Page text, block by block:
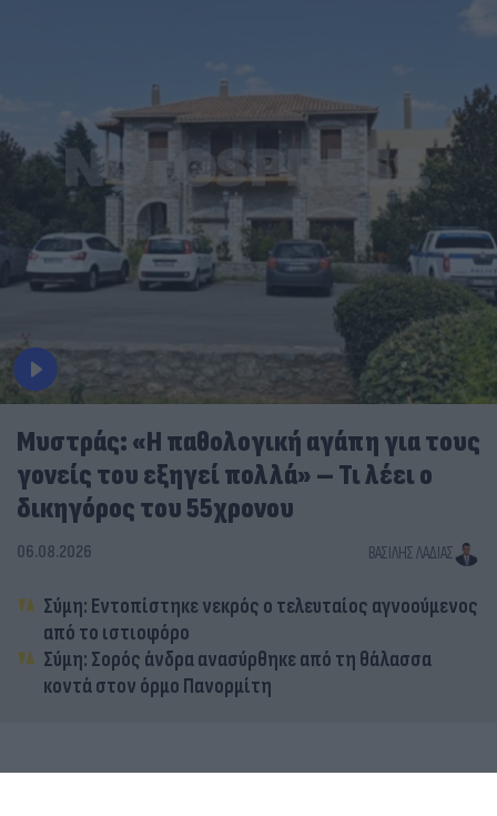
Μυστράς: «Η παθολογική αγάπη για τους
γονείς του εξηγεί πολλά» – Τι λέει ο
δικηγόρος του 55χρονου
06.08.2026 ΒΑΣΊΛΗΣ ΛΑΔΙΆΣ
Σύμη: Εντοπίστηκε νεκρός ο τελευταίος αγνοούμενος
από το ιστιοφόρο
Σύμη: Σορός άνδρα ανασύρθηκε από τη θάλασσα
κοντά στον όρμο Πανορμίτη